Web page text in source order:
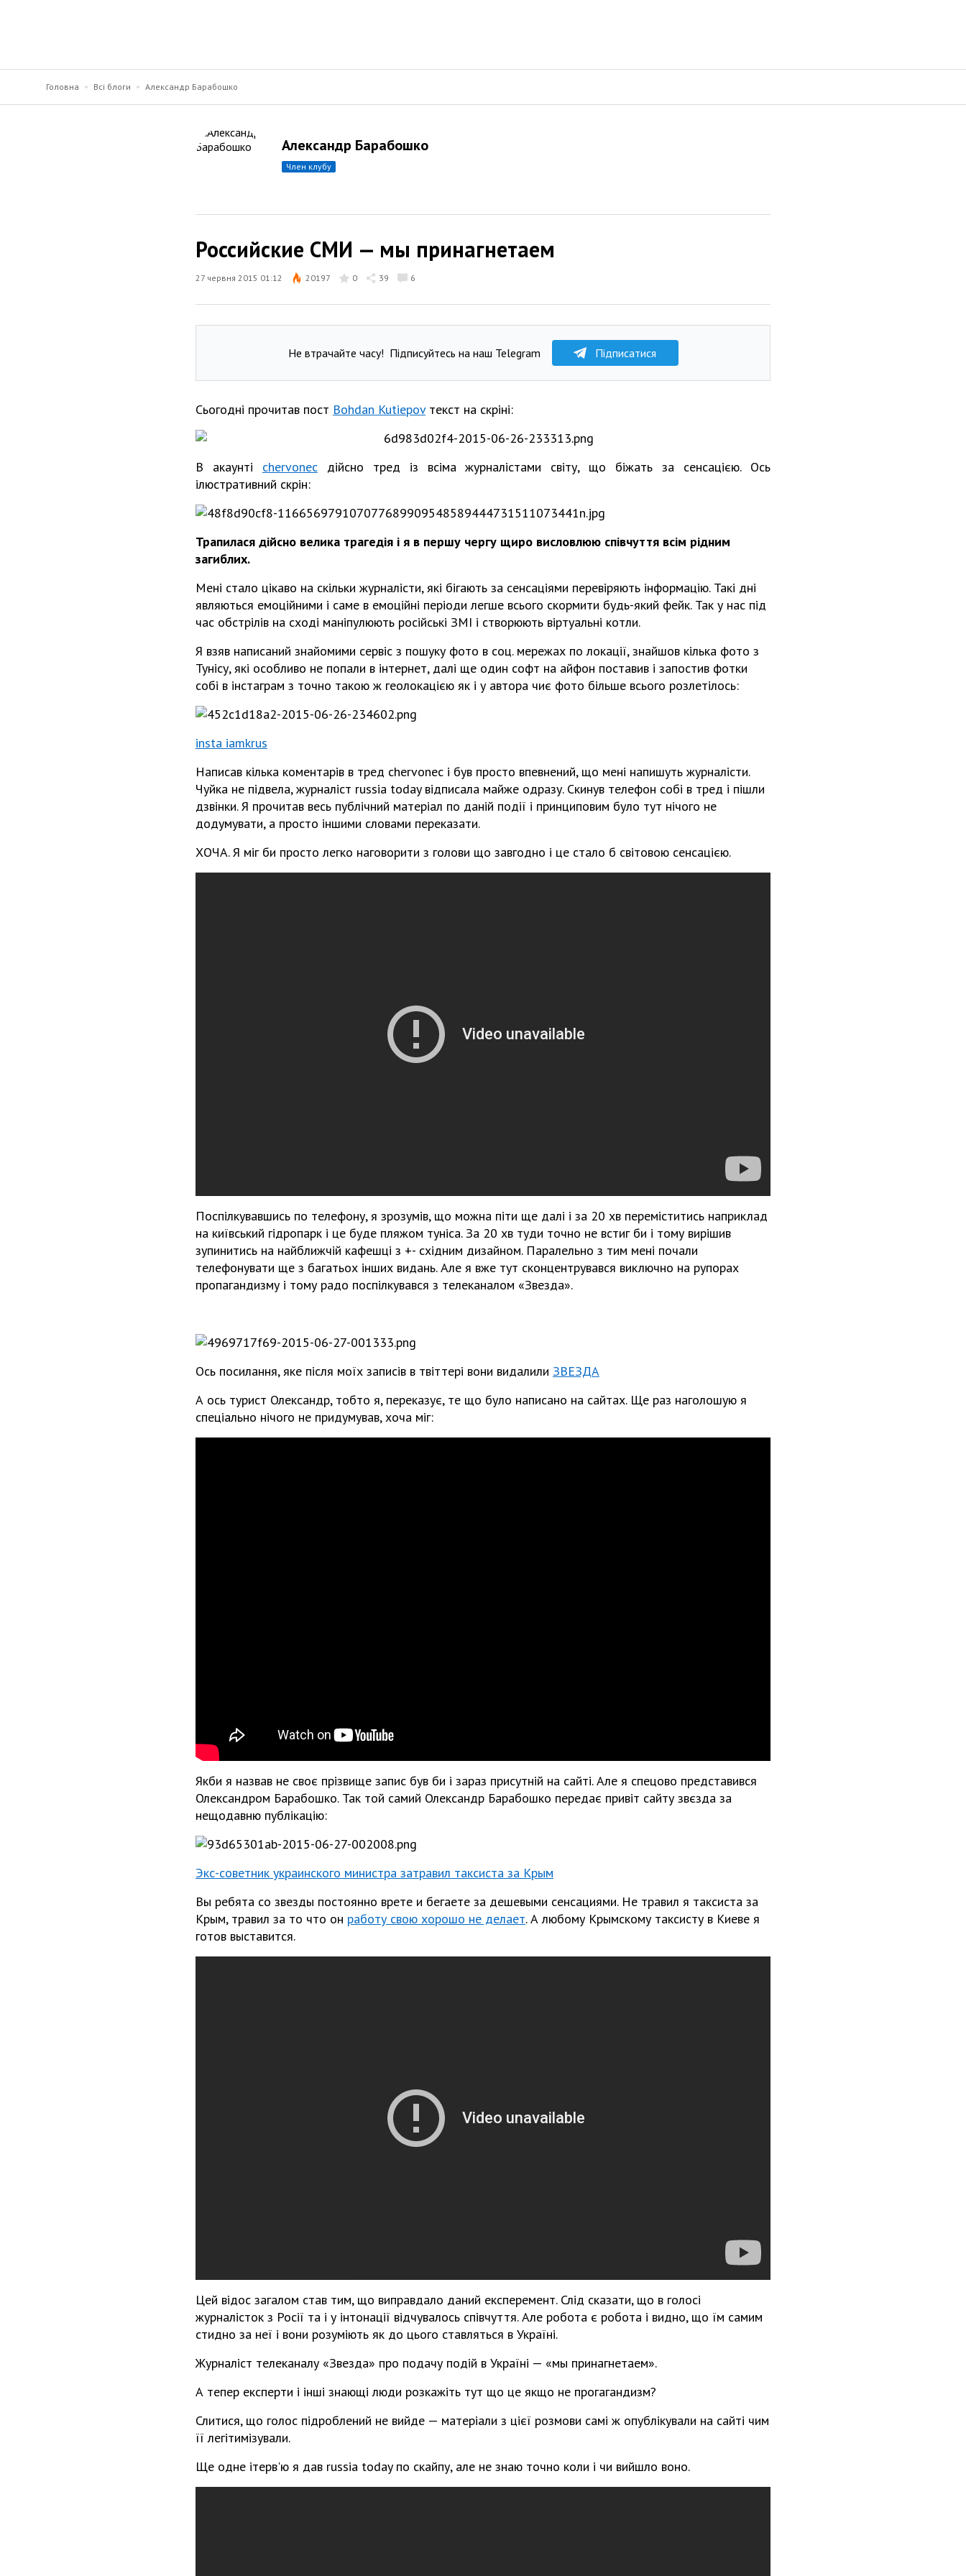
Головна Всі блоги Александр Барабошко
Александр Барабошко
член клубу
Российские СМИ — мы принагнетаем
27 червня 2015 01:12 20197 0 39 6
Не втрачайте часу! Підписуйтесь на наш Telegram Підписатися
Сьогодні прочитав пост Bohdan Kutiepovтекст на скріні:
В акаунті chervonecдійсно тред із всіма журналістами світу, що біжать за сенсацією. Ось
ілюстративний скрін:
Трапилася дійсно велика трагедія і я в першу чергу щиро висловлюю співчуття всім рідним
загиблих.
Мені стало цікаво на скільки журналісти, які бігають за сенсаціями перевіряють інформацію. Такі дні
являються емоційними і саме в емоційні періоди легше всього скормити будь-який фейк. Так у нас під
час обстрілів на сході маніпулюють російські ЗМІ і створюють віртуальні котли.
Я взяв написаний знайомими сервіс з пошуку фото в соц. мережах по локації, знайшов кілька фото з
Тунісу, які особливо не попали в інтернет, далі ще один софт на айфон поставив і запостив фотки
собі в інстаграм з точно такою ж геолокацією як і у автора чиє фото більше всього розлетілось:
insta iamkrus
Написав кілька коментарів в тред chervonec і був просто впевнений, що мені напишуть журналісти.
Чуйка не підвела, журналіст russia today відписала майже одразу. Скинув телефон собі в тред і пішли
дзвінки. Я прочитав весь публічний матеріал по даній події і принциповим було тут нічого не
додумувати, а просто іншими словами переказати.
ХОЧА. Я міг би просто легко наговорити з голови що завгодно і це стало б світовою сенсацією.
Поспілкувавшись по телефону, я зрозумів, що можна піти ще далі і за 20 хв переміститись наприклад
на київський гідропарк і це буде пляжом туніса. За 20 хв туди точно не встиг би і тому вирішив
зупинитись на найближчій кафешці з +- східним дизайном. Паралельно з тим мені почали
телефонувати ще з багатьох інших видань. Але я вже тут сконцентрувався виключно на рупорах
пропагандизму і тому радо поспілкувався з телеканалом «Звезда».
Ось посилання, яке після моїх записів в твіттері вони видалили ЗВЕЗДА
А ось турист Олександр, тобто я, переказує, те що було написано на сайтах. Ще раз наголошую я
спеціально нічого не придумував, хоча міг:
Якби я назвав не своє прізвище запис був би і зараз присутній на сайті. Але я спецово представився
Олександром Барабошко. Так той самий Олександр Барабошко передає привіт сайту звєзда за
нещодавню публікацію:
Экс-советник украинского министра затравил таксиста за Крым
Вы ребята со звезды постоянно врете и бегаете за дешевыми сенсациями. Не травил я таксиста за
Крым, травил за то что он работу свою хорошо не делает. А любому Крымскому таксисту в Киеве я
готов выставится.
Цей відос загалом став тим, що виправдало даний експеремент. Слід сказати, що в голосі
журналісток з Росії та і у інтонації відчувалось співчуття. Але робота є робота і видно, що їм самим
стидно за неї і вони розуміють як до цього ставляться в Україні.
Журналіст телеканалу «Звезда» про подачу подій в Україні — «мы принагнетаем».
А тепер експерти і інші знающі люди розкажіть тут що це якщо не прогагандизм?
Слитися, що голос підроблений не вийде — матеріали з цієї розмови самі ж опублікували на сайті чим
її легітимізували.
Ще одне ітерв'ю я дав russia today по скайпу, але не знаю точно коли і чи вийшло воно.